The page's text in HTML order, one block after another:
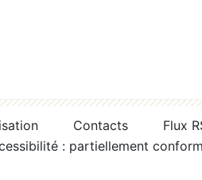
Contacts
Flux
: partiellement